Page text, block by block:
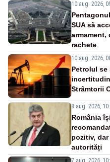
10 aug. 2026,
SUA să
armament,
rachete
10 aug. 2026,
Petrolul
Strâmtorii
8 aug. 2026,
România
pozitiv,
autorități
7 aug. 2026,